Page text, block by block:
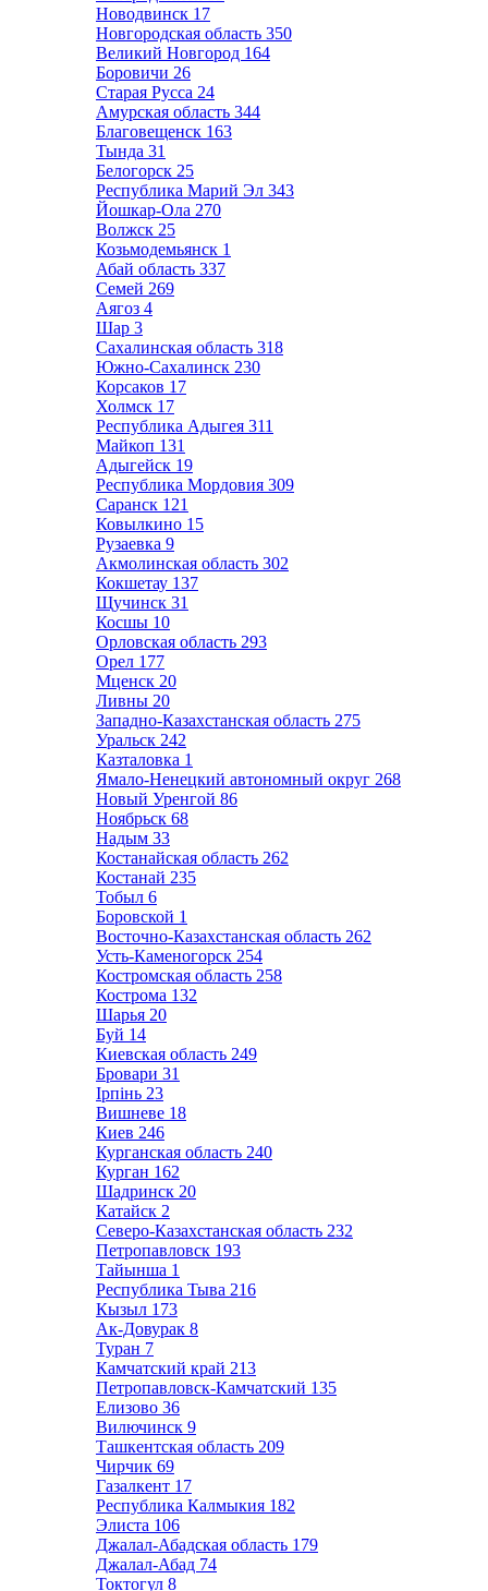
Новодвинск 17
Новгородская область 350
Великий Новгород 164
Боровичи 26
Старая Русса 24
Амурская область 344
Благовещенск 163
Тында 31
Белогорск 25
Республика Марий Эл 343
Йошкар-Ола 270
Волжск 25
Козьмодемьянск 1
Абай область 337
Семей 269
Аягоз 4
Шар 3
Сахалинская область 318
Южно-Сахалинск 230
Корсаков 17
Холмск 17
Республика Адыгея 311
Майкоп 131
Адыгейск 19
Республика Мордовия 309
Саранск 121
Ковылкино 15
Рузаевка 9
Акмолинская область 302
Кокшетау 137
Щучинск 31
Косшы 10
Орловская область 293
Орел 177
Мценск 20
Ливны 20
Западно-Казахстанская область 275
Уральск 242
Казталовка 1
Ямало-Ненецкий автономный округ 268
Новый Уренгой 86
Ноябрьск 68
Надым 33
Костанайская область 262
Костанай 235
Тобыл 6
Боровской 1
Восточно-Казахстанская область 262
Усть-Каменогорск 254
Костромская область 258
Кострома 132
Шарья 20
Буй 14
Киевская область 249
Бровари 31
Ірпінь 23
Вишневе 18
Киев 246
Курганская область 240
Курган 162
Шадринск 20
Катайск 2
Северо-Казахстанская область 232
Петропавловск 193
Тайынша 1
Республика Тыва 216
Кызыл 173
Ак-Довурак 8
Туран 7
Камчатский край 213
Петропавловск-Камчатский 135
Елизово 36
Вилючинск 9
Ташкентская область 209
Чирчик 69
Газалкент 17
Республика Калмыкия 182
Элиста 106
Джалал-Абадская область 179
Джалал-Абад 74
Токтогул 8